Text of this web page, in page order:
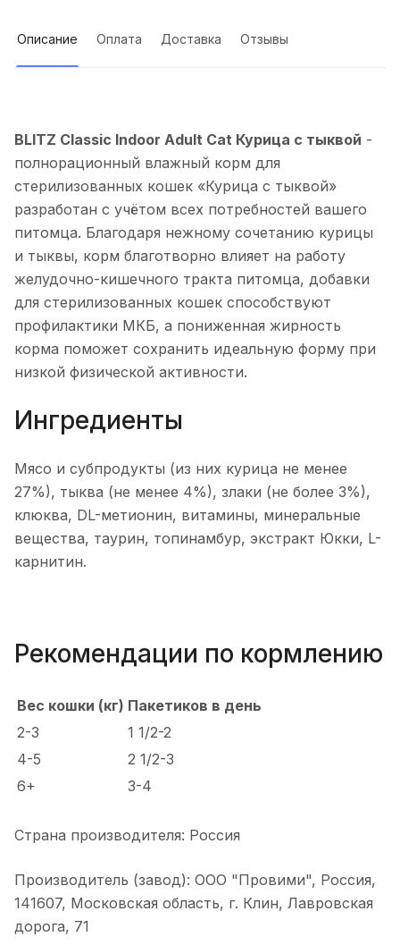
Описание Оплата Доставка Отзывы
BLITZ Classic Indoor Adult Cat Курица с тыквой -
полнорационный влажный корм для
стерилизованных кошек «Курица с тыквой»
разработан с учётом всех потребностей вашего
питомца. Благодаря нежному сочетанию курицы
и тыквы, корм благотворно влияет на работу
желудочно-кишечного тракта питомца, добавки
для стерилизованных кошек способствуют
профилактики МКБ, а пониженная жирность
корма поможет сохранить идеальную форму при
низкой физической активности.
Ингредиенты
Мясо и субпродукты (из них курица не менее
27%), тыква (не менее 4%), злаки (не более 3%),
клюква, DL-метионин, витамины, минеральные
вещества, таурин, топинамбур, экстракт Юкки, L-
карнитин.
Рекомендации по кормлению
Вес кошки (кг) Пакетиков в день
2-3
1 1/2-2
4-5
2 1/2-3
6+
3-4
Страна производителя: Россия
Производитель (завод): ООО "Провими", Россия,
141607, Московская область, г. Клин, Лавровская
дорога, 71